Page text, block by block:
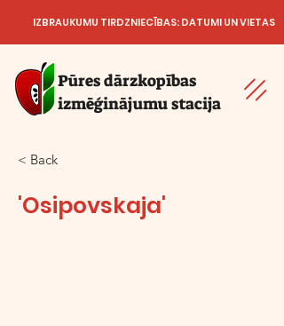
IZBRAUKUMU TIRDZNIECĪBAS: DATUMI UN VIETAS
Pūres dārzkopības
izmēģinājumu stacija
< Back
'Osipovskaja'